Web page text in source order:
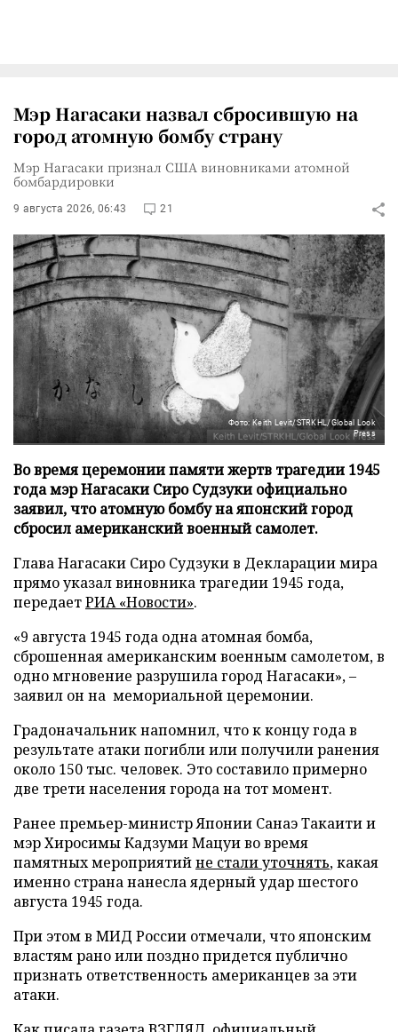
Мэр Нагасаки назвал сбросившую на
город атомную бомбу страну
Мэр Нагасаки признал США виновниками атомной
бомбардировки
9 августа 2026, 06:43 21
Фото: Keith Levit/STRKHL/Global Look
Press
Во время церемонии памяти жертв трагедии 1945
года мэр Нагасаки Сиро Судзуки официально
заявил, что атомную бомбу на японский город
сбросил американский военный самолет.
Глава Нагасаки Сиро Судзуки в Декларации мира
прямо указал виновника трагедии 1945 года,
передаетРИА «Новости».
«9 августа 1945 года одна атомная бомба,
сброшенная американским военным самолетом, в
одно мгновение разрушила город Нагасаки», –
заявил он на мемориальной церемонии.
Градоначальник напомнил, что к концу года в
результате атаки погибли или получили ранения
около 150 тыс. человек. Это составило примерно
две трети населения города на тот момент.
Ранее премьер-министр Японии Санаэ Такаити и
мэр Хиросимы Кадзуми Мацуи во время
памятных мероприятийне стали уточнять, какая
именно страна нанесла ядерный удар шестого
августа 1945 года.
При этом в МИД России отмечали, что японским
властям рано или поздно придется публично
признать ответственность американцев за эти
атаки.